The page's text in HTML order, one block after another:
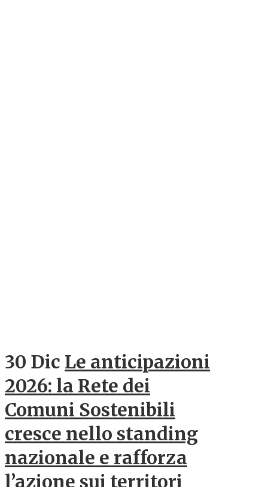
30 Dic Le anticipazioni
2026: la Rete dei
Comuni Sostenibili
cresce nello standing
nazionale e rafforza
l’azione sui territori